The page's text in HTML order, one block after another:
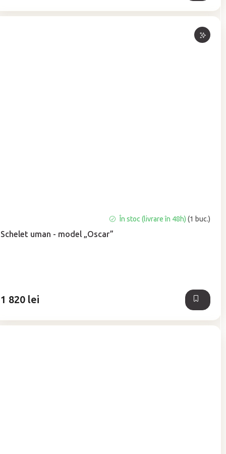
Schelet uman - model „Oscar”
medie
a
stele.
În stoc (livrare în 48h)(1 buc.)
1 820 lei